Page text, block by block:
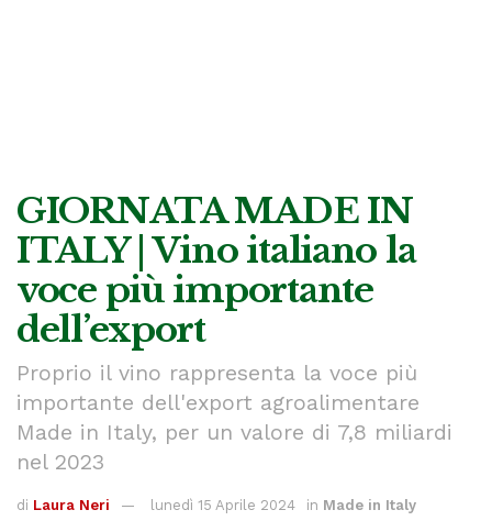
GIORNATA MADE IN
ITALY | Vino italiano la
voce più importante
dell’export
Proprio il vino rappresenta la voce più
importante dell'export agroalimentare
Made in Italy, per un valore di 7,8 miliardi
nel 2023
di Laura Neri lunedì 15 Aprile 2024 in Made in Italy